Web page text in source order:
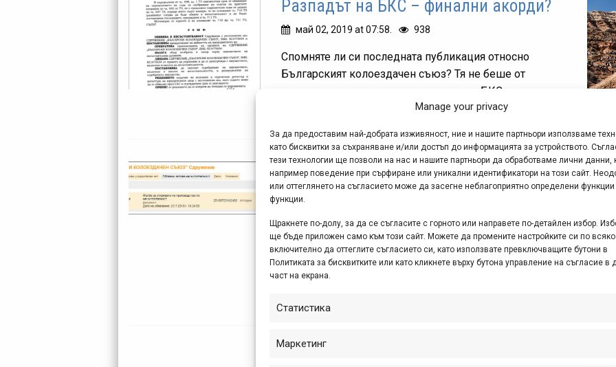
Manage your privacy
За да предоставим най-добрата изживяност, ние и нашите партньори използваме
като бисквитки за съхраняване и/или достъп до информацията за устройството.
тези технологии ще позволи на нас и нашите партньори да обработваме лични данни,
например поведение при сърфиране или уникални идентификатори на този сайт.
или оттеглянето на съгласието може да засегне неблагоприятно определени функции
функции.
Щракнете по-долу, за да се съгласите с горното или направете по-детайлен избор.
ще бъде приложен само към този сайт. Можете да промените настройките си по
включително да оттеглите съгласието си, като използвате превключващите бутони в
Политиката за бисквитките или като кликнете върху бутона управление на съгласие в
част на екрана.
Статистика
Маркетинг
Разпадът на БКС – финални акорди?
май 02, 2019 at 07:58. 938
Спомняте ли си последната публикация относно
Българският колоездачен съюз? Тя не беше от
радостните - ставаше дума за това, че БКС е подал
молба за обявяване в несъстоятелност. Началото на...
БКС e подал молба за обявяване в
несъстоятелност
Тази новина даже не е новина, поне поради две
причини: първо, въпросната молба е подадена от
ръководството на Българския колоездачен съюз още